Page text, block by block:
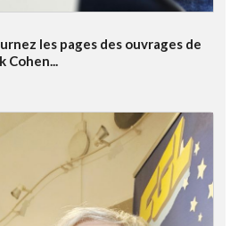
les pages des ouvrages de